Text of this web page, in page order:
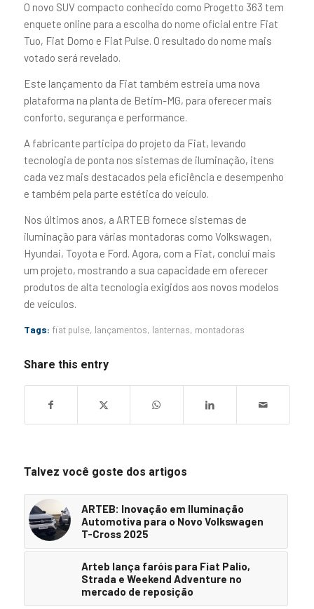
O novo SUV compacto conhecido como Progetto 363 tem
enquete online para a escolha do nome oficial entre Fiat
Tuo, Fiat Domo e Fiat Pulse. O resultado do nome mais
votado será revelado.
Este lançamento da Fiat também estreia uma nova
plataforma na planta de Betim-MG, para oferecer mais
conforto, segurança e performance.
A fabricante participa do projeto da Fiat, levando
tecnologia de ponta nos sistemas de iluminação, itens
cada vez mais destacados pela eficiência e desempenho
e também pela parte estética do veículo.
Nos últimos anos, a ARTEB fornece sistemas de
iluminação para várias montadoras como Volkswagen,
Hyundai, Toyota e Ford. Agora, com a Fiat, conclui mais
um projeto, mostrando a sua capacidade em oferecer
produtos de alta tecnologia exigidos aos novos modelos
de veículos.
Tags: fiat pulse, lançamentos, lanternas, montadoras
Share this entry
Talvez você goste dos artigos
ARTEB: Inovação em Iluminação
Automotiva para o Novo Volkswagen
T-Cross 2025
Arteb lança faróis para Fiat Palio,
Strada e Weekend Adventure no
mercado de reposição